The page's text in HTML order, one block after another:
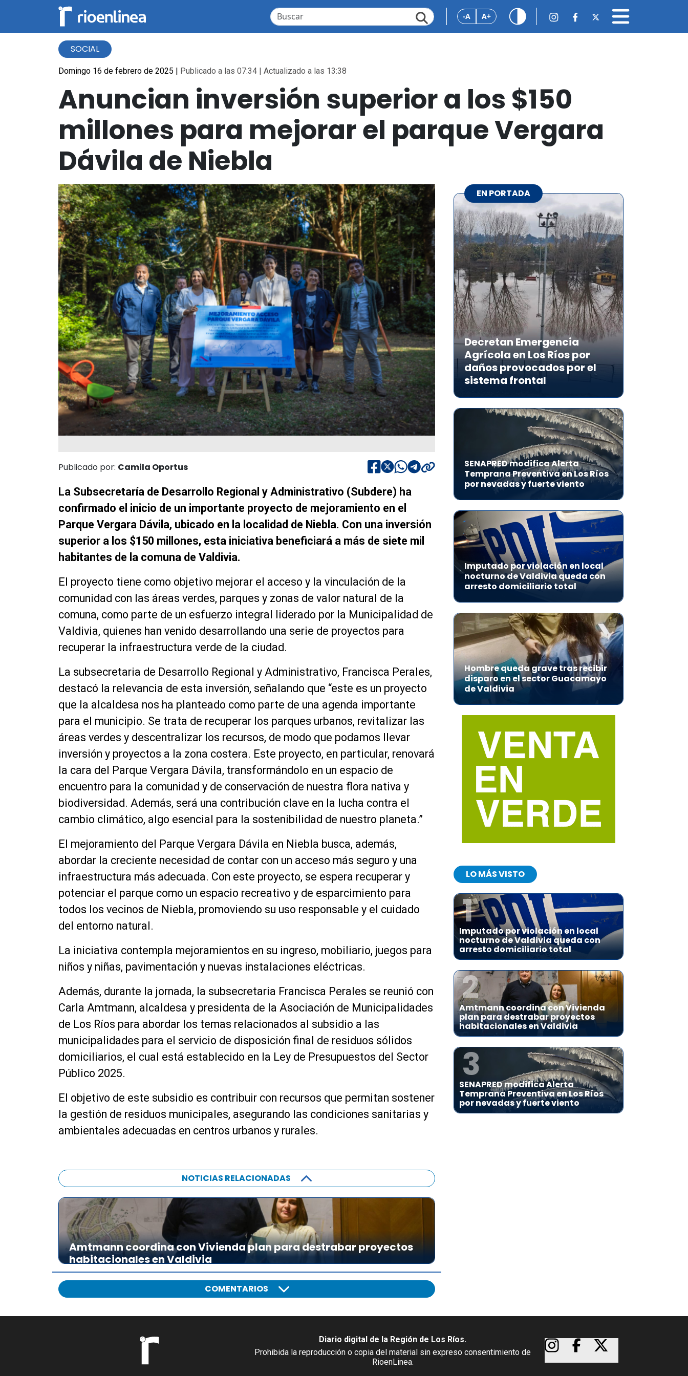
-A A+
SOCIAL
Domingo 16 de febrero de 2025 | Publicado a las 07:34 | Actualizado a las 13:38
Anuncian inversión superior a los $150
millones para mejorar el parque Vergara
Dávila de Niebla
Publicado por: Camila Oportus
La Subsecretaría de Desarrollo Regional y Administrativo (Subdere) ha
confirmado el inicio de un importante proyecto de mejoramiento en el
Parque Vergara Dávila, ubicado en la localidad de Niebla. Con una inversión
superior a los $150 millones, esta iniciativa beneficiará a más de siete mil
habitantes de la comuna de Valdivia.
El proyecto tiene como objetivo mejorar el acceso y la vinculación de la
comunidad con las áreas verdes, parques y zonas de valor natural de la
comuna, como parte de un esfuerzo integral liderado por la Municipalidad de
Valdivia, quienes han venido desarrollando una serie de proyectos para
recuperar la infraestructura verde de la ciudad.
La subsecretaria de Desarrollo Regional y Administrativo, Francisca Perales,
destacó la relevancia de esta inversión, señalando que “este es un proyecto
que la alcaldesa nos ha planteado como parte de una agenda importante
para el municipio. Se trata de recuperar los parques urbanos, revitalizar las
áreas verdes y descentralizar los recursos, de modo que podamos llevar
inversión y proyectos a la zona costera. Este proyecto, en particular, renovará
la cara del Parque Vergara Dávila, transformándolo en un espacio de
encuentro para la comunidad y de conservación de nuestra flora nativa y
biodiversidad. Además, será una contribución clave en la lucha contra el
cambio climático, algo esencial para la sostenibilidad de nuestro planeta.”
El mejoramiento del Parque Vergara Dávila en Niebla busca, además,
abordar la creciente necesidad de contar con un acceso más seguro y una
infraestructura más adecuada. Con este proyecto, se espera recuperar y
potenciar el parque como un espacio recreativo y de esparcimiento para
todos los vecinos de Niebla, promoviendo su uso responsable y el cuidado
del entorno natural.
La iniciativa contempla mejoramientos en su ingreso, mobiliario, juegos para
niños y niñas, pavimentación y nuevas instalaciones eléctricas.
Además, durante la jornada, la subsecretaria Francisca Perales se reunió con
Carla Amtmann, alcaldesa y presidenta de la Asociación de Municipalidades
de Los Ríos para abordar los temas relacionados al subsidio a las
municipalidades para el servicio de disposición final de residuos sólidos
domiciliarios, el cual está establecido en la Ley de Presupuestos del Sector
Público 2025.
El objetivo de este subsidio es contribuir con recursos que permitan sostener
la gestión de residuos municipales, asegurando las condiciones sanitarias y
ambientales adecuadas en centros urbanos y rurales.
NOTICIAS RELACIONADAS
Amtmann coordina con Vivienda plan para destrabar proyectos
habitacionales en Valdivia
COMENTARIOS
EN PORTADA
Decretan Emergencia
Agrícola en Los Ríos por
daños provocados por el
sistema frontal
SENAPRED modifica Alerta
Temprana Preventiva en Los Ríos
por nevadas y fuerte viento
Imputado por violación en local
nocturno de Valdivia queda con
arresto domiciliario total
Hombre queda grave tras recibir
disparo en el sector Guacamayo
de Valdivia
LO MÁS VISTO
1
Imputado por violación en local
nocturno de Valdivia queda con
arresto domiciliario total
2
Amtmann coordina con Vivienda
plan para destrabar proyectos
habitacionales en Valdivia
3
SENAPRED modifica Alerta
Temprana Preventiva en Los Ríos
por nevadas y fuerte viento
Diario digital de la Región de Los Ríos.
Prohibida la reproducción o copia del material sin expreso consentimiento de
RioenLinea.